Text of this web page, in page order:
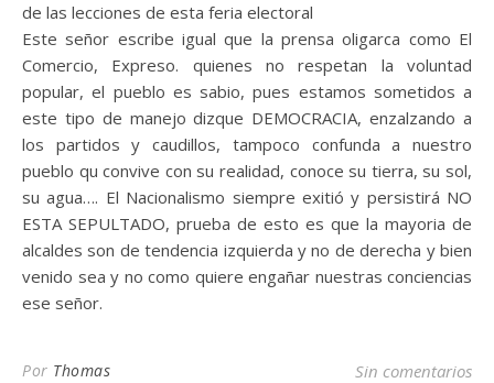
de las lecciones de esta feria electoral
Este señor escribe igual que la prensa oligarca como El
Comercio, Expreso. quienes no respetan la voluntad
popular, el pueblo es sabio, pues estamos sometidos a
este tipo de manejo dizque DEMOCRACIA, enzalzando a
los partidos y caudillos, tampoco confunda a nuestro
pueblo qu convive con su realidad, conoce su tierra, su sol,
su agua…. El Nacionalismo siempre exitió y persistirá NO
ESTA SEPULTADO, prueba de esto es que la mayoria de
alcaldes son de tendencia izquierda y no de derecha y bien
venido sea y no como quiere engañar nuestras conciencias
ese señor.
Por Thomas Sin comentarios